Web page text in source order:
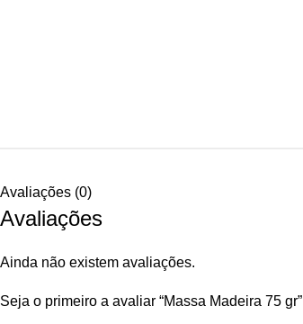
Avaliações (0)
Avaliações
Ainda não existem avaliações.
Seja o primeiro a avaliar “Massa Madeira 75 gr”